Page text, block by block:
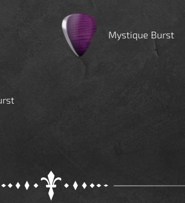
Mystique Burst